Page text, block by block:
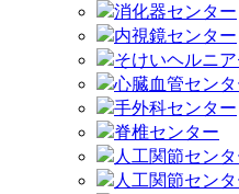
消化器センター
内視鏡センター
そけいヘルニ
心臓血管センタ
手外科センター
脊椎センター
人工関節セン
人工関節セン